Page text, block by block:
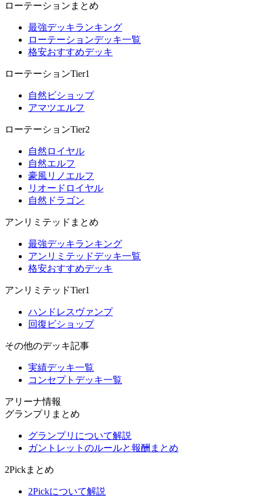
ローテーションまとめ
最強デッキランキング
ローテーションデッキ一覧
格安おすすめデッキ
ローテーションTier1
自然ビショップ
アマツエルフ
ローテーションTier2
自然ロイヤル
自然エルフ
豪風リノエルフ
リオードロイヤル
自然ドラゴン
アンリミテッドまとめ
最強デッキランキング
アンリミテッドデッキ一覧
格安おすすめデッキ
アンリミテッドTier1
ハンドレスヴァンプ
回復ビショップ
その他のデッキ記事
実績デッキ一覧
コンセプトデッキ一覧
アリーナ情報
グランプリまとめ
グランプリについて解説
ガントレットのルールと報酬まとめ
2Pickまとめ
2Pickについて解説